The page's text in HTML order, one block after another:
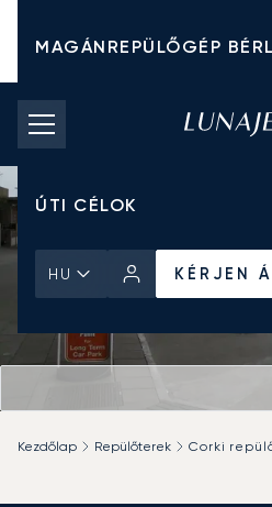
MAGÁNREPÜLŐGÉP
CHARTER ÁRAK
MAGÁNREPÜLŐGÉPEK
ÚTI CÉLOK
HU KÉRJEN
Kezdőlap Repülőterek Corki